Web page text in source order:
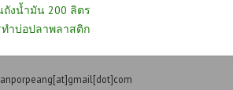
ถังน้ำมัน 200 ลิตร
ทำบ่อปลาพลาสติก